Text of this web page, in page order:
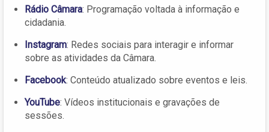
Rádio Câmara: Programação voltada à informação e
cidadania.
Instagram: Redes sociais para interagir e informar
sobre as atividades da Câmara.
Facebook: Conteúdo atualizado sobre eventos e leis.
YouTube: Vídeos institucionais e gravações de
sessões.